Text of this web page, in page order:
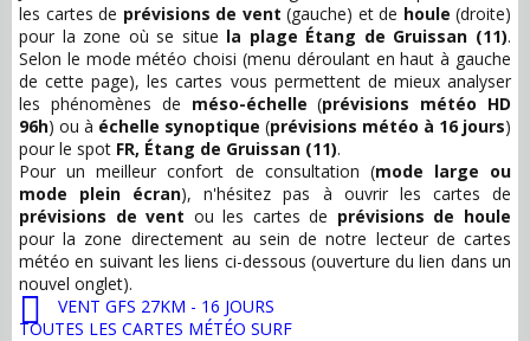
les cartes de prévisions de vent (gauche) et de houle (droite)
pour la zone où se situe la plage Étang de Gruissan (11).
Selon le mode météo choisi (menu déroulant en haut à gauche
de cette page), les cartes vous permettent de mieux analyser
les phénomènes de méso-échelle (prévisions météo HD
96h) ou à échelle synoptique (prévisions météo à 16 jours)
pour le spot FR, Étang de Gruissan (11).
Pour un meilleur confort de consultation (mode large ou
mode plein écran), n'hésitez pas à ouvrir les cartes de
prévisions de vent ou les cartes de prévisions de houle
pour la zone directement au sein de notre lecteur de cartes
météo en suivant les liens ci-dessous (ouverture du lien dans un
nouvel onglet).
VENT GFS 27KM - 16 JOURS
TOUTES LES CARTES MÉTÉO SURF